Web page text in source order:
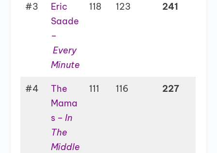
#3
Eric
Saade
–
Every
Minute
118 123 241
#4
The
Mama
s –In
The
Middle
111 116 227